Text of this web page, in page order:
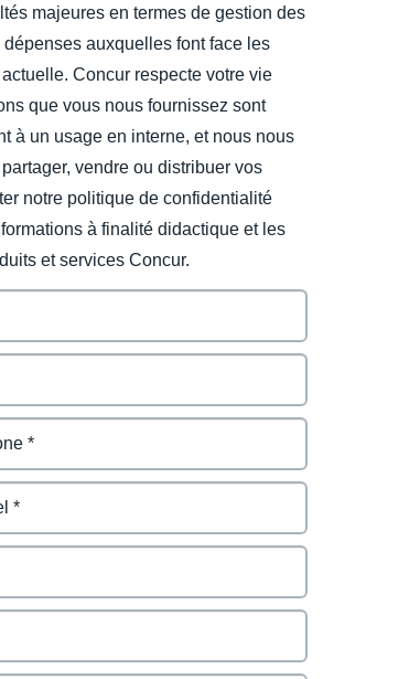
majeures en termes de gestion des
auxquelles font face les
Concur respecte votre vie
que vous nous fournissez sont
à un usage en interne, et nous nous
vendre ou distribuer vos
notre politique de confidentialité
à finalité didactique et les
et services Concur.